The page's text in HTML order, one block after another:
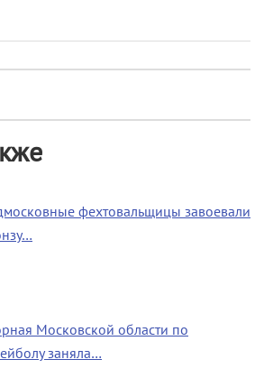
фехтовальщицы завоевали
Московской области по
заняла…